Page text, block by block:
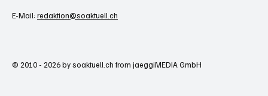
E-Mail: redaktion@soaktuell.ch
© 2010 - 2026 by soaktuell.ch from jaeggiMEDIA GmbH